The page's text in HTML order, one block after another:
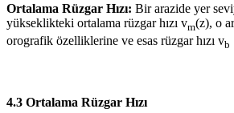
Ortalama Rüzgar Hızı: Bir arazide yer
yükseklikteki ortalama rüzgar hızı vm(z), o
orografik özelliklerine ve esas rüzgar hızı vb
4.3 Ortalama Rüzgar Hızı